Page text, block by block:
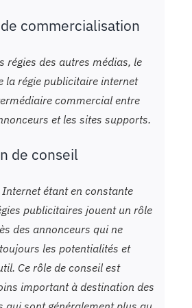
commercialisation
régies des autres médias, le
la régie publicitaire internet
commercial entre
et les sites supports.
de conseil
étant en constante
publicitaires jouent un rôle
des annonceurs qui ne
les potentialités et
Ce rôle de conseil est
important à destination des